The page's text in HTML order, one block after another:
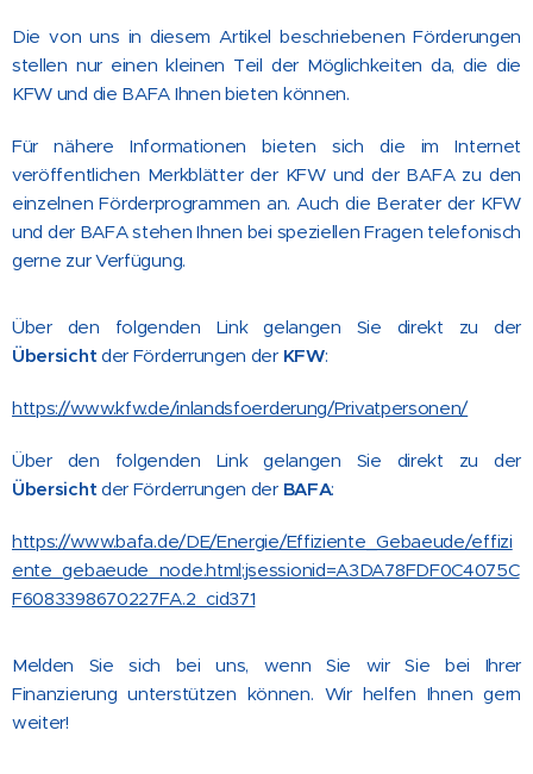
Die von uns in diesem Artikel beschriebenen Förderungen
stellen nur einen kleinen Teil der Möglichkeiten da, die die
KFW und die BAFA Ihnen bieten können.
Für nähere Informationen bieten sich die im Internet
veröffentlichen Merkblätter der KFW und der BAFA zu den
einzelnen Förderprogrammen an. Auch die Berater der KFW
und der BAFA stehen Ihnen bei speziellen Fragen telefonisch
gerne zur Verfügung.
Über den folgenden Link gelangen Sie direkt zu der
Übersichtder Förderrungen der KFW:
https://www.kfw.de/inlandsfoerderung/Privatpersonen/
Über den folgenden Link gelangen Sie direkt zu der
Übersichtder Förderrungen der BAFA:
https://www.bafa.de/DE/Energie/Effiziente_Gebaeude/effizi
ente_gebaeude_node.html;jsessionid=A3DA78FDF0C4075C
F6083398670227FA.2_cid371
Melden Sie sich bei uns, wenn Sie wir Sie bei Ihrer
Finanzierung unterstützen können. Wir helfen Ihnen gern
weiter!